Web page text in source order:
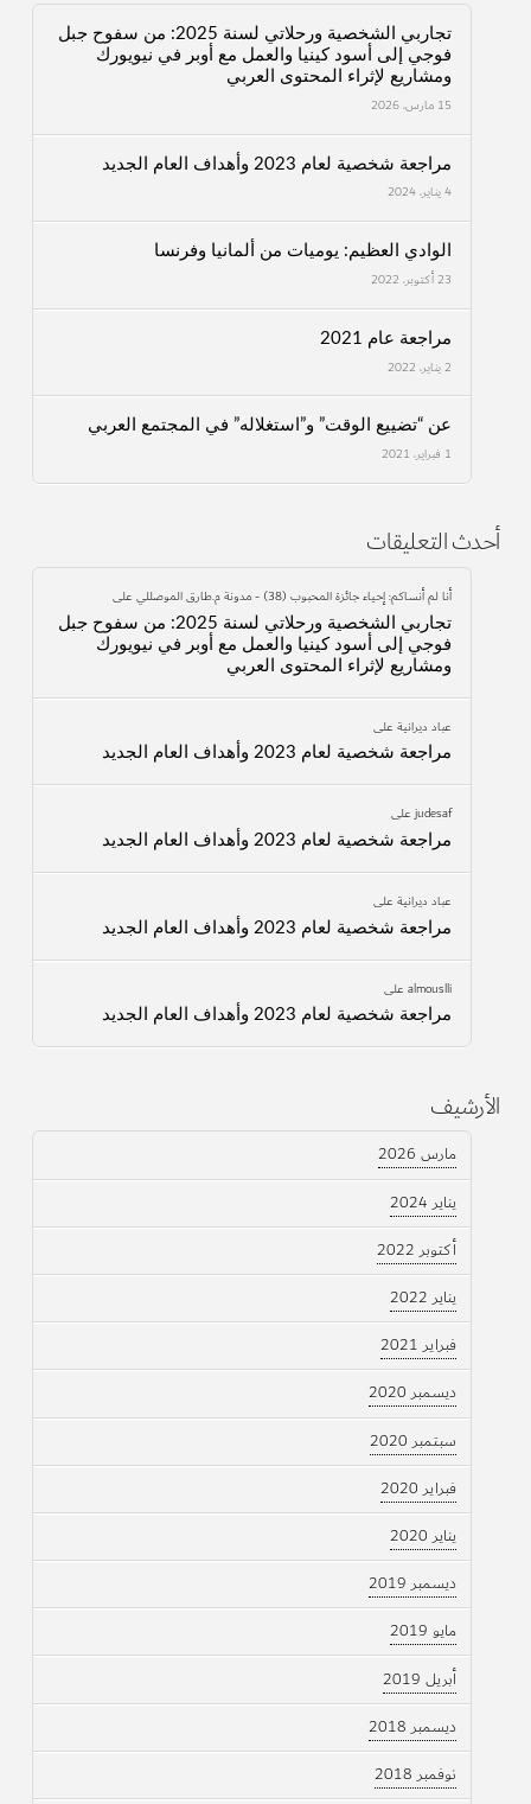
تجاربي الشخصية ورحلاتي لسنة 2025: من سفوح جبل
فوجي إلى أسود كينيا والعمل مع أوبر في نيويورك
ومشاريع لإثراء المحتوى العربي
15 مارس، 2026
مراجعة شخصية لعام 2023 وأهداف العام الجديد
4 يناير، 2024
الوادي العظيم: يوميات من ألمانيا وفرنسا
23 أكتوبر، 2022
مراجعة عام 2021
2 يناير، 2022
عن “تضييع الوقت” و”استغلاله” في المجتمع العربي
1 فبراير، 2021
أحدث التعليقات
أنا لم أنساكم: إحياء جائزة المحبوب (38) - مدونة م.طارق الموصللي على
تجاربي الشخصية ورحلاتي لسنة 2025: من سفوح جبل
فوجي إلى أسود كينيا والعمل مع أوبر في نيويورك
ومشاريع لإثراء المحتوى العربي
عباد ديرانيةعلى
مراجعة شخصية لعام 2023 وأهداف العام الجديد
judesafعلى
مراجعة شخصية لعام 2023 وأهداف العام الجديد
عباد ديرانيةعلى
مراجعة شخصية لعام 2023 وأهداف العام الجديد
almouslliعلى
مراجعة شخصية لعام 2023 وأهداف العام الجديد
الأرشيف
مارس 2026
يناير 2024
أكتوبر 2022
يناير 2022
فبراير 2021
ديسمبر 2020
سبتمبر 2020
فبراير 2020
يناير 2020
ديسمبر 2019
مايو 2019
أبريل 2019
ديسمبر 2018
نوفمبر 2018